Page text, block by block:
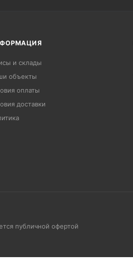
и склады
объекты
оплаты
доставки
публичной офертой